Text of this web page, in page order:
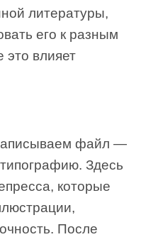
литературы,
его к разным
это влияет
файл —
Здесь
которые
После